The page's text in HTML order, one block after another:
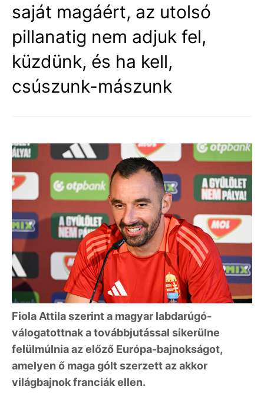
saját magáért, az utolsó
pillanatig nem adjuk fel,
küzdünk, és ha kell,
csúszunk-mászunk
Fiola Attila szerint a magyar labdarúgó-
válogatottnak a továbbjutással sikerülne
felülmúlnia az előző Európa-bajnokságot,
amelyen ő maga gólt szerzett az akkor
világbajnok franciák ellen.